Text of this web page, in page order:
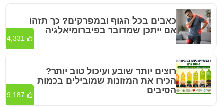
כאבים בכל הגוף ובמפרקים? כך תזהו
אם ייתכן שמדובר בפיברומיאלגיה
4,331
רוצים יותר שובע ועיכול טוב יותר?
הכירו את המזונות שמובילים בכמות
הסיבים
9,187